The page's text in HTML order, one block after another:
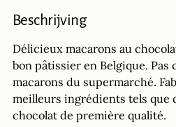
à
panier
Beschrijving
Délicieux macarons au
bon pâtissier en Belgique. Pas
macarons du supermarché.
meilleurs ingrédients tels que
chocolat de première qualité.